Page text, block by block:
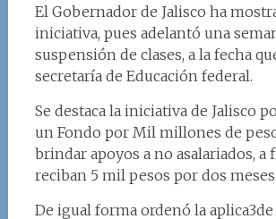
El Gobernador de Jalisco ha
iniciativa, pues adelantó una
suspensión de clases, a la fecha
secretaría de Educación federal.
Se destaca la iniciativa de Jalisco
un Fondo por Mil millones de
brindar apoyos a no asalariados, a
reciban 5 mil pesos por dos meses.
De igual forma ordenó la